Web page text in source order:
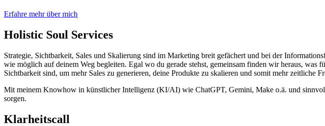
Erfahre mehr über mich
Holistic Soul Services
Strategie, Sichtbarkeit, Sales und Skalierung sind im Marketing breit gefächert und bei der
wie möglich auf deinem Weg begleiten. Egal wo du gerade stehst, gemeinsam finden wir heraus,
Sichtbarkeit sind, um mehr Sales zu generieren, deine Produkte zu skalieren und somit mehr zeitliche
Mit meinem Knowhow in künstlicher Intelligenz (KI/AI) wie ChatGPT, Gemini, Make o.ä. und
sorgen.
Klarheitscall